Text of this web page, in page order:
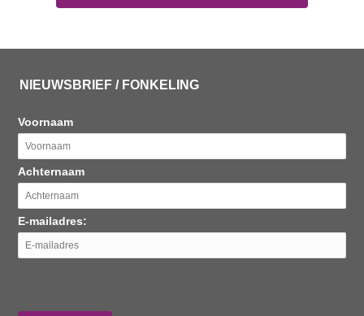
NIEUWSBRIEF / FONKELING
Voornaam
Achternaam
E-mailadres: